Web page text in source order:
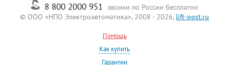
8 800 2000 951 звонки по России бесплатно
© ООО «НПО Электроавтоматика», 2008 - 2026, lift-post.ru
Помощь
Как купить
Гарантии